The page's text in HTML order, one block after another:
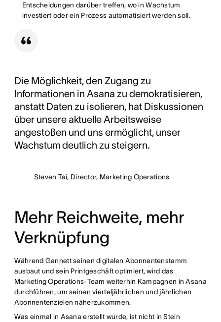
Entscheidungen darüber treffen, wo in Wachstum
investiert oder ein Prozess automatisiert werden soll.
Die Möglichkeit, den Zugang zu
Informationen in Asana zu demokratisieren,
anstatt Daten zu isolieren, hat Diskussionen
über unsere aktuelle Arbeitsweise
angestoßen und uns ermöglicht, unser
Wachstum deutlich zu steigern.
Steven Tai, Director, Marketing Operations
Mehr Reichweite, mehr
Verknüpfung
Während Gannett seinen digitalen Abonnentenstamm
ausbaut und sein Printgeschäft optimiert, wird das
Marketing Operations-Team weiterhin Kampagnen in Asana
durchführen, um seinen vierteljährlichen und jährlichen
Abonnentenzielen näherzukommen.
Was einmal in Asana erstellt wurde, ist nicht in Stein